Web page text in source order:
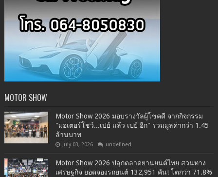
MOTOR SHOW
Motor Show 2026 มอบรางวัลผู้โชคดี จากกิจกรรม
"มอเตอร์โชว์...เปย์ แล้ว เปย์ อีก" รวมมูลค่ากว่า 1.45
ล้านบาท
July 03, 2026 undefined
Motor Show 2026 ปลุกตลาดยานยนต์ไทย สวนทาง
เศรษฐกิจ ยอดจองรถยนต์ 132,951 คัน! โตกว่า 71.8%